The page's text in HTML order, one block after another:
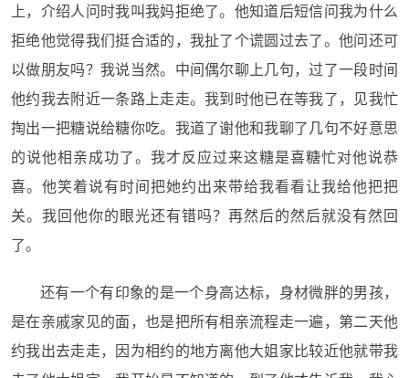
上，介绍人问时我叫我妈拒绝了。他知道后短信问我为什么
拒绝他觉得我们挺合适的，我扯了个谎圆过去了。他问还可
以做朋友吗？我说当然。中间偶尔聊上几句，过了一段时间
他约我去附近一条路上走走。我到时他已在等我了，见我忙
掏出一把糖说给糖你吃。我道了谢他和我聊了几句不好意思
的说他相亲成功了。我才反应过来这糖是喜糖忙对他说恭
喜。他笑着说有时间把她约出来带给我看看让我给他把把
关。我回他你的眼光还有错吗？再然后的然后就没有然回
了。
还有一个有印象的是一个身高达标，身材微胖的男孩，
是在亲戚家见的面，也是把所有相亲流程走一遍，第二天他
约我出去走走，因为相约的地方离他大姐家比较近他就带我